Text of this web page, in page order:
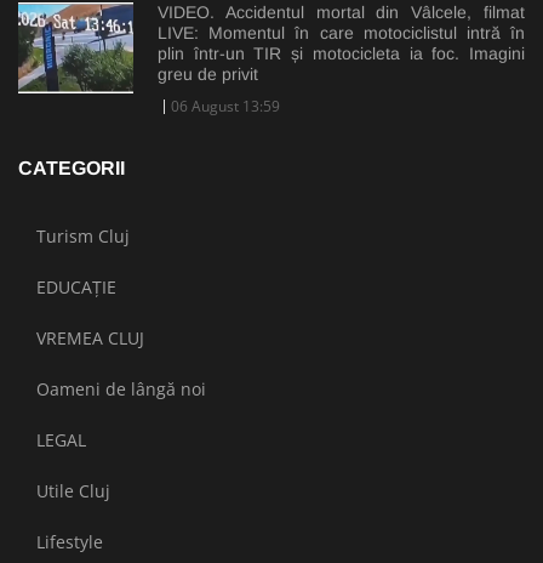
VIDEO. Accidentul mortal din Vâlcele, filmat
LIVE: Momentul în care motociclistul intră în
plin într-un TIR și motocicleta ia foc. Imagini
greu de privit
06 August 13:59
CATEGORII
Turism Cluj
EDUCAȚIE
VREMEA CLUJ
Oameni de lângă noi
LEGAL
Utile Cluj
Lifestyle